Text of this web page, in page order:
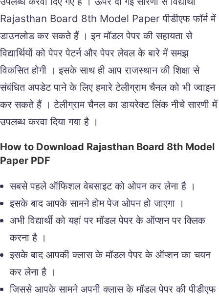
Rajasthan Board 8th Model Paper पीडीएफ फॉर्म में
डाउनलोड कर सकते हैं । इन मॉडल पेपर की सहायता से
विद्यार्थियों को पेपर पेटर्न और पेपर लेवल के बारे में समझ
विकसित होगी । इसके साथ ही आप राजस्थान की शिक्षा से
संबंधित अपडेट पाने के लिए हमारे टेलीग्राम चैनल को भी ज्वाइन
कर सकते हैं । टेलीग्राम चैनल का डायरेक्ट लिंक नीचे सारणी में
उपलब्ध करवा दिया गया है ।
How to Download Rajasthan Board 8th Model
Paper PDF
सबसे पहले ऑफिशल वेबसाइट को ओपन कर लेना है ।
इसके बाद आपके सामने होम पेज ओपन हो जाएगा ।
अभी विद्यार्थी को यहां पर मॉडल पेपर के ऑप्शन पर क्लिक
करना है ।
इसके बाद आपकी क्लास के मॉडल पेपर के ऑप्शन का चयन
कर लेना है ।
जिससे आपके सामने अपनी क्लास के मॉडल पेपर की पीडीएफ